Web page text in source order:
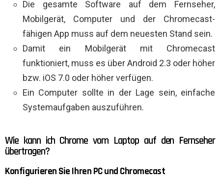
Die gesamte Software auf dem Fernseher,
Mobilgerät, Computer und der Chromecast-
fähigen App muss auf dem neuesten Stand sein.
Damit ein Mobilgerät mit Chromecast
funktioniert, muss es über Android 2.3 oder höher
bzw. iOS 7.0 oder höher verfügen.
Ein Computer sollte in der Lage sein, einfache
Systemaufgaben auszuführen.
Wie kann ich Chrome vom Laptop auf den Fernseher
übertragen?
Konfigurieren Sie Ihren PC und Chromecast